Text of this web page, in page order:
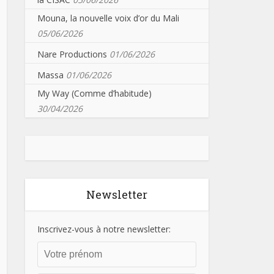
Mouna, la nouvelle voix d’or du Mali
05/06/2026
Nare Productions 01/06/2026
Massa 01/06/2026
My Way (Comme d’habitude)
30/04/2026
Newsletter
Inscrivez-vous à notre newsletter: